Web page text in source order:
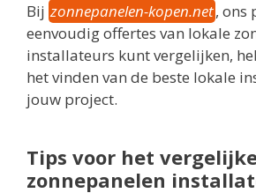
Bij zonnepanelen-kopen.net, ons
eenvoudig offertes van lokale
installateurs kunt vergelijken,
het vinden van de beste lokale
jouw project.
Tips voor het
zonnepanelen